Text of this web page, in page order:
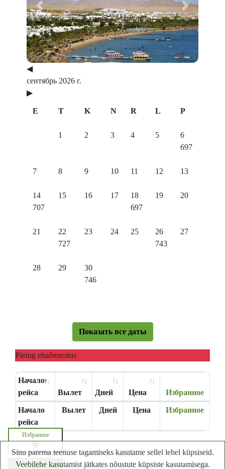
Previous Next
◀
сентябрь 2026 г.
▶
E T K N R L P
1 2 3 4 5
6
697
7 8 9 10 11 12 13
14
707
15 16 17
18
697
19 20
21
22
727
23 24 25
26
743
27
28 29
30
746
Показать все даты
Päring ebaõnnestus
Начало
рейса
Вылет Дней Цена Избранное
Начало
рейса
Вылет Дней Цена Избранное
Запросите цену
Избранное
Карта сайта
Lastminute.ee - Лучший сайт путешествий в
Sinu parema teenuse tagamiseks kasutame sellel lehel küpsiseid.
Veebilehe kasutamist jätkates nõustute küpsiste kasutamisega.